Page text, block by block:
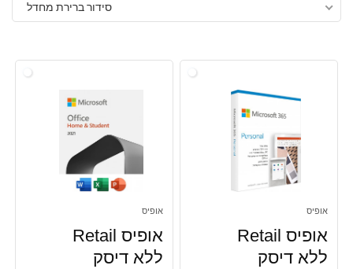
סידור ברירת מחדל
אופיס
אופיס Retail
ללא דיסק
אופיס
אופיס Retail
ללא דיסק